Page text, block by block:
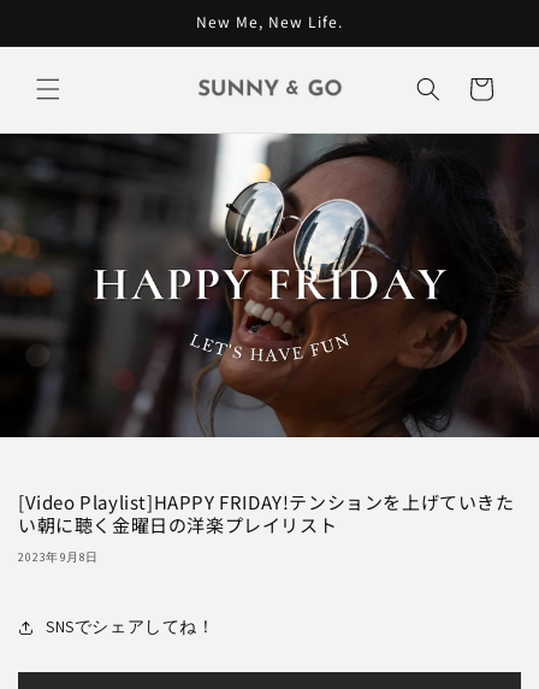
New Me, New Life.
ー
[Video Playlist]HAPPY FRIDAY!テンションを上げていきた
い朝に聴く金曜日の洋楽プレイリスト
2023年9月8日
SNSでシェアしてね！